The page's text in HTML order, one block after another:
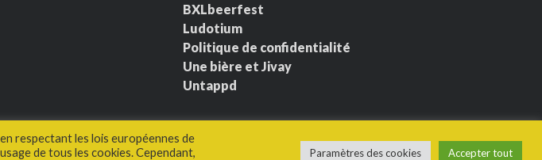
BXLbeerfest
Ludotium
Politique de confidentialité
Une bière et Jivay
Untappd
respectant les lois européennes de
de tous les cookies. Cependant,
Paramètres des cookies Accepter tout